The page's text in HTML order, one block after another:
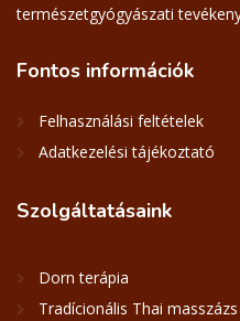
természetgyógyászati
Fontos információk
Felhasználási feltételek
Adatkezelési tájékoztató
Szolgáltatásaink
Dorn terápia
Tradícionális Thai masszázs